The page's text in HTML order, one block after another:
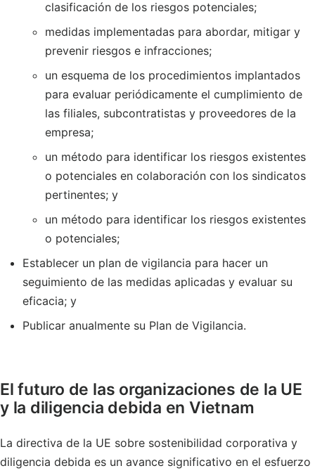
clasificación de los riesgos potenciales;
medidas implementadas para abordar, mitigar y
prevenir riesgos e infracciones;
un esquema de los procedimientos implantados
para evaluar periódicamente el cumplimiento de
las filiales, subcontratistas y proveedores de la
empresa;
un método para identificar los riesgos existentes
o potenciales en colaboración con los sindicatos
pertinentes; y
un método para identificar los riesgos existentes
o potenciales;
Establecer un plan de vigilancia para hacer un
seguimiento de las medidas aplicadas y evaluar su
eficacia; y
Publicar anualmente su Plan de Vigilancia.
El futuro de las organizaciones de la UE
y la diligencia debida en Vietnam
La directiva de la UE sobre sostenibilidad corporativa y
diligencia debida es un avance significativo en el esfuerzo